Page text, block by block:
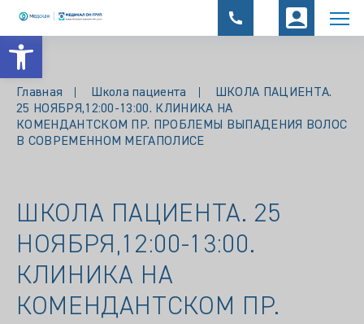
Открыть панель инструментов
Главная Школа пациента
ШКОЛА ПАЦИЕНТА.
25 НОЯБРЯ,12:00-13:00. КЛИНИКА НА
КОМЕНДАНТСКОМ ПР. ПРОБЛЕМЫ ВЫПАДЕНИЯ ВОЛОС
В СОВРЕМЕННОМ МЕГАПОЛИСЕ
ШКОЛА ПАЦИЕНТА. 25
НОЯБРЯ,12:00-13:00.
КЛИНИКА НА
КОМЕНДАНТСКОМ ПР.